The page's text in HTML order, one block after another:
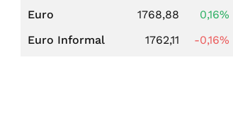
Euro
1768,88
0,16%
Euro Informal
1762,11 -0,16%